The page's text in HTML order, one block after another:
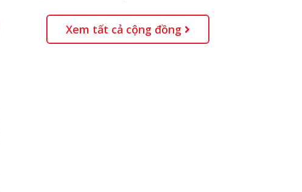
Xem tất cả cộng đồng